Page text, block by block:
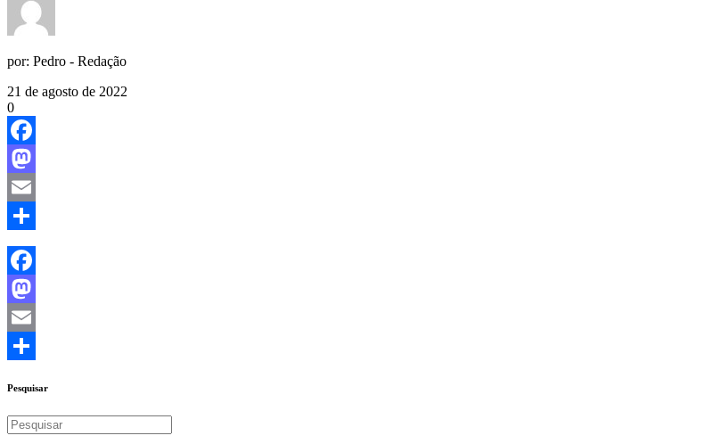
por: Pedro - Redação
21 de agosto de 2022
0
Facebook
Mastodon
Email
Share
Facebook
Mastodon
Email
Pesquisar